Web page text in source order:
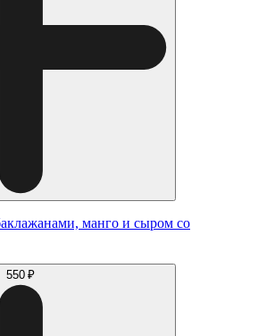
манго и сыром со
550 ₽